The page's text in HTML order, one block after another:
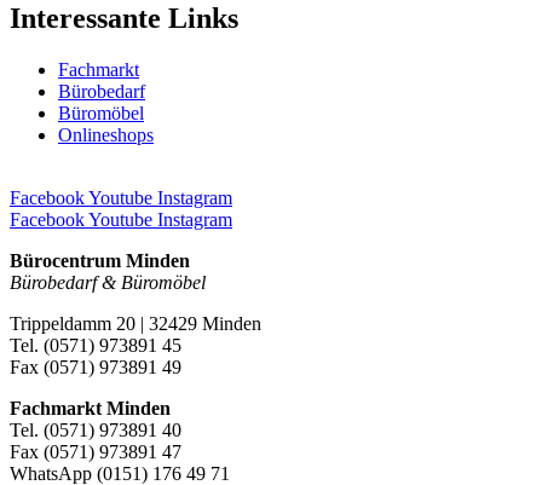
Interessante Links
Fachmarkt
Bürobedarf
Büromöbel
Onlineshops
FacebookYoutube Instagram
FacebookYoutube Instagram
Bürocentrum Minden
Bürobedarf & Büromöbel
Trippeldamm 20 | 32429 Minden
Tel. (0571) 973891 45
Fax (0571) 973891 49
Fachmarkt Minden
Tel. (0571) 973891 40
Fax (0571) 973891 47
WhatsApp (0151) 176 49 71